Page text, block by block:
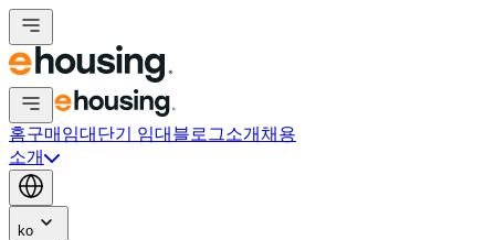
홈구매 임대 단기 임대 블로그소개 채용
소개
ko